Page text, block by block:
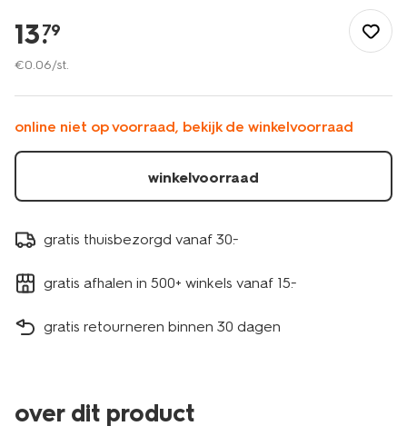
gezond/gezondheid/voedingssupplementen/supplementen/
c-
1000-
gedoseerd-
-250-
stuks-
13.
79
€0.06/st.
online niet op voorraad, bekijk de winkelvoorraad
winkelvoorraad
gratis thuisbezorgd vanaf 30.-
gratis afhalen in 500+ winkels vanaf 15.-
gratis retourneren binnen 30 dagen
over dit product